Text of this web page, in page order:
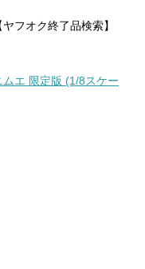
ヤフオク終了品検索】
エ 限定版 (1/8スケー